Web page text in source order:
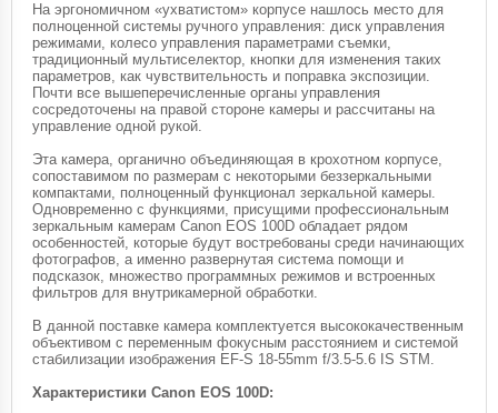
На эргономичном «ухватистом» корпусе нашлось место для
полноценной системы ручного управления: диск управления
режимами, колесо управления параметрами съемки,
традиционный мультиселектор, кнопки для изменения таких
параметров, как чувствительность и поправка экспозиции.
Почти все вышеперечисленные органы управления
сосредоточены на правой стороне камеры и рассчитаны на
управление одной рукой.
Эта камера, органично объединяющая в крохотном корпусе,
сопоставимом по размерам с некоторыми беззеркальными
компактами, полноценный функционал зеркальной камеры.
Одновременно с функциями, присущими профессиональным
зеркальным камерам Canon EOS 100D обладает рядом
особенностей, которые будут востребованы среди начинающих
фотографов, а именно развернутая система помощи и
подсказок, множество программных режимов и встроенных
фильтров для внутрикамерной обработки.
В данной поставке камера комплектуется высококачественным
объективом с переменным фокусным расстоянием и системой
стабилизации изображения EF-S 18-55mm f/3.5-5.6 IS STM.
Характеристики Canon EOS 100D: